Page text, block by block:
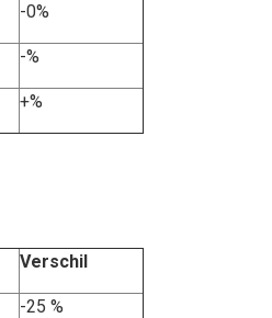
-0%
-%
+%
Verschil
-25 %